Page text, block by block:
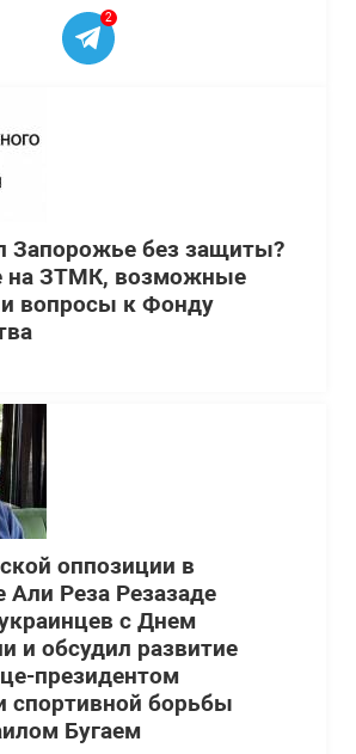
2
Запорожье без защиты?
на ЗТМК, возможные
вопросы к Фонду
оппозиции в
Али Реза Резазаде
с Днем
и обсудил развитие
президентом
спортивной борьбы
Бугаем